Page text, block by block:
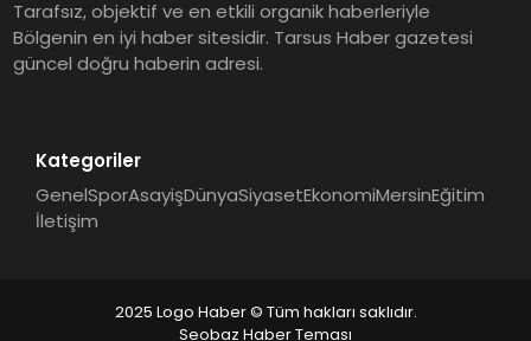
Tarafsız, objektif ve en etkili organik haberleriyle
Bölgenin en iyi haber sitesidir. Tarsus Haber gazetesi
güncel doğru haberin adresi.
Kategoriler
GenelSporAsayişDünyaSiyasetEkonomiMersinEğitim
İletişim
2025 Logo Haber © Tüm hakları saklıdır.
Seobaz Haber Teması